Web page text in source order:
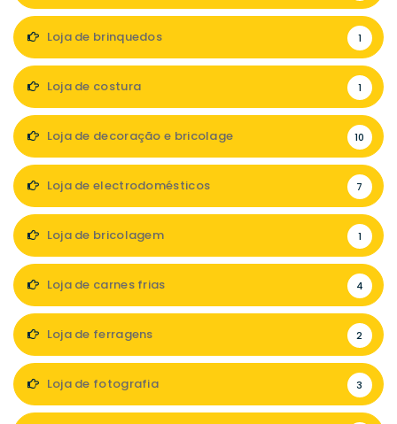
Loja de brinquedos 1
Loja de costura 1
Loja de decoração e bricolage 10
Loja de electrodomésticos 7
Loja de bricolagem 1
Loja de carnes frias 4
Loja de ferragens 2
Loja de fotografia 3